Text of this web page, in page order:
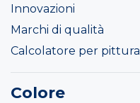
Innovazioni
Marchi di qualità
Calcolatore per pittura
Colore